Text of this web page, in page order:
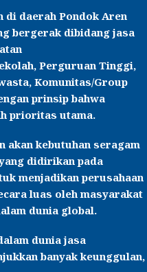
di daerah Pondok Aren
bergerak dibidang jasa
Perguruan Tinggi,
Komunitas/Group
prinsip bahwa
prioritas utama.
akan kebutuhan seragam
didirikan pada
menjadikan perusahaan
luas oleh masyarakat
dunia global.
dunia jasa
banyak keunggulan,